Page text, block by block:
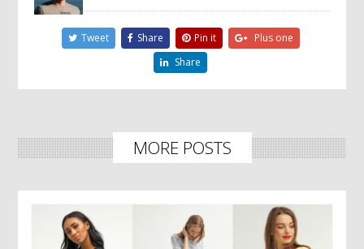
Tweet Share Pin it
Plus one
Share
MORE POSTS